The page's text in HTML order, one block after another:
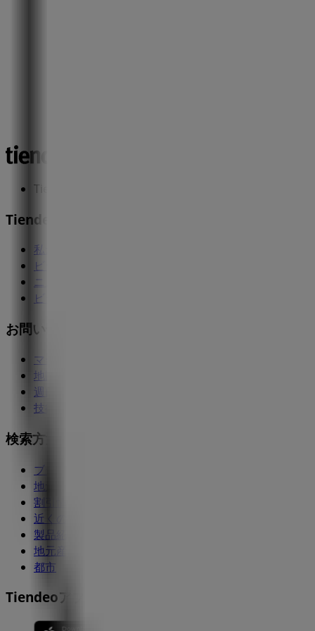
Tiendeoは世界中でのローカルショッピングを改革す
Tiendeo
私たちが行うこと
ビジネスソリューションをみる
ニュース・メディア
ビジネス契約
お問い合わせ
マーケテイング＆ビジネスリクエスト
地図上で店舗が誤った場所にあります
週にいちど広告のフィードバック
技術的な問題と一般的なフィードバック
検索方法
ブランド
地元ブランド
割引情報
近くのお店
製品紹介
地元産品
都市
Tiendeoアプリ